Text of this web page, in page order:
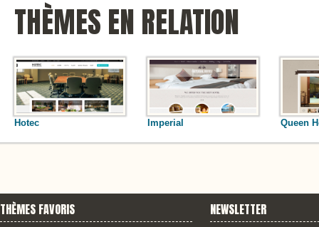
THÈMES EN RELATION
Hotec Imperial Queen
THÈMES FAVORIS NEWSLETTER